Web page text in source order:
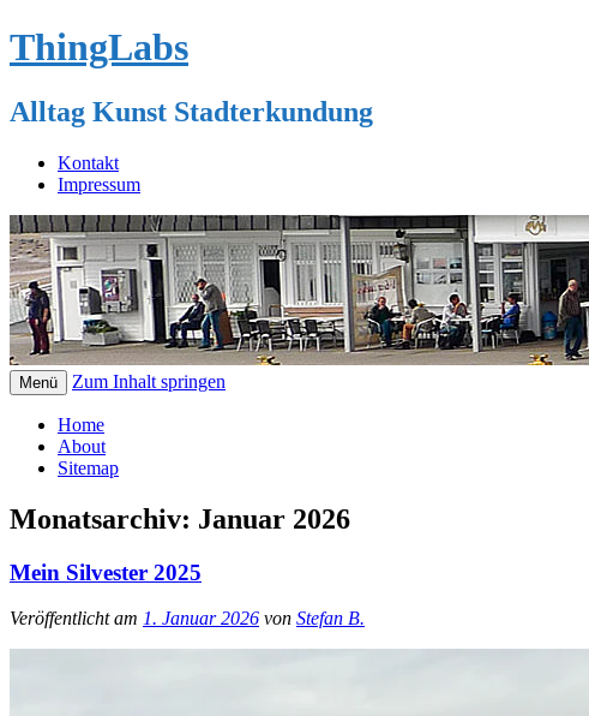
ThingLabs
Alltag Kunst Stadterkundung
Kontakt
Impressum
Menü Zum Inhalt springen
Home
About
Sitemap
Monatsarchiv: Januar 2026
Mein Silvester 2025
Veröffentlicht am 1. Januar 2026 von Stefan B.